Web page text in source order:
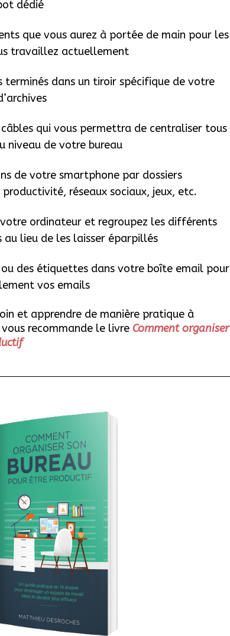
dédié
que vous aurez à portée de main pour les
travaillez actuellement
terminés dans un tiroir spécifique de votre
qui vous permettra de centraliser tous
niveau de votre bureau
de votre smartphone par dossiers
réseaux sociaux, jeux, etc.
votre ordinateur et regroupez les différents
lieu de les laisser éparpillés
ou des étiquettes dans votre boîte email pour
vos emails
et apprendre de manière pratique à
recommande le livre Comment organiser